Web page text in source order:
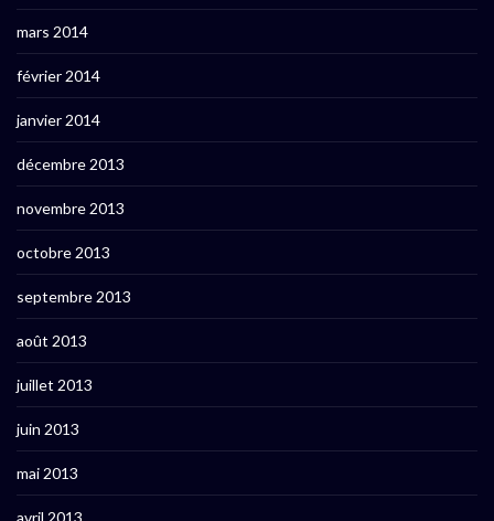
mars 2014
février 2014
janvier 2014
décembre 2013
novembre 2013
octobre 2013
septembre 2013
août 2013
juillet 2013
juin 2013
mai 2013